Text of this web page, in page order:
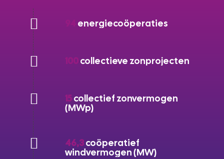
energiecoöperaties
100collectieve zonprojecten
15collectief zonvermogen
(MWp)
46,3coöperatief
windvermogen (MW)